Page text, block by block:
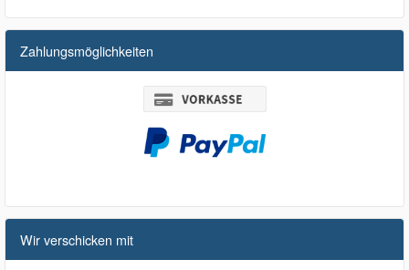
Zahlungsmöglichkeiten
Wir verschicken mit